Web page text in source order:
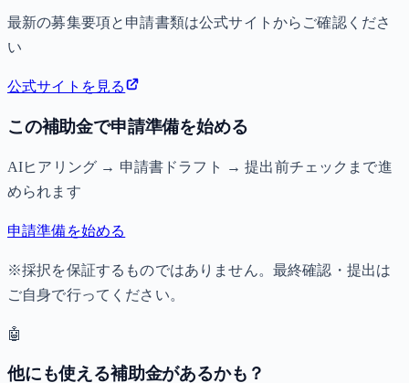
最新の募集要項と申請書類は公式サイトからご確認くださ
い
公式サイトを見る
この補助金で申請準備を始める
AIヒアリング → 申請書ドラフト → 提出前チェックまで進
められます
申請準備を始める
※採択を保証するものではありません。最終確認・提出は
ご自身で行ってください。
🤖
他にも使える補助金があるかも？